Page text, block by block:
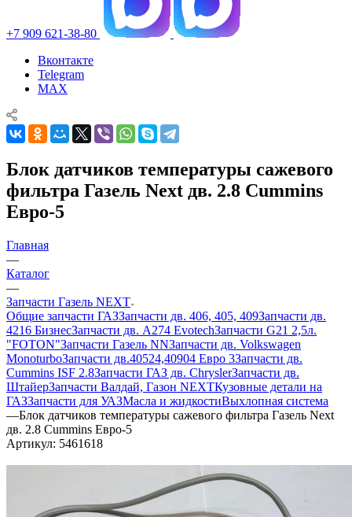
+7 909 621-38-80
Вконтакте
Telegram
MAX
Блок датчиков температуры сажевого
фильтра Газель Next дв. 2.8 Cummins
Евро-5
Главная
—
Каталог
—
Запчасти Газель NEXT
Общие запчасти ГАЗЗапчасти дв. 406, 405, 409Запчасти дв.
4216 БизнесЗапчасти дв. A274 EvotechЗапчасти G21 2,5л.
"FOTON"Запчасти Газель NNЗапчасти дв. Volkswagen
MonoturboЗапчасти дв.40524,40904 Евро 3Запчасти дв.
Cummins ISF 2.8Запчасти ГАЗ дв. ChryslerЗапчасти дв.
ШтайерЗапчасти Валдай, Газон NEXTКузовные детали на
ГАЗЗапчасти для УАЗМасла и жидкостиВыхлопная система
—Блок датчиков температуры сажевого фильтра Газель Next
дв. 2.8 Cummins Евро-5
Артикул: 5461618